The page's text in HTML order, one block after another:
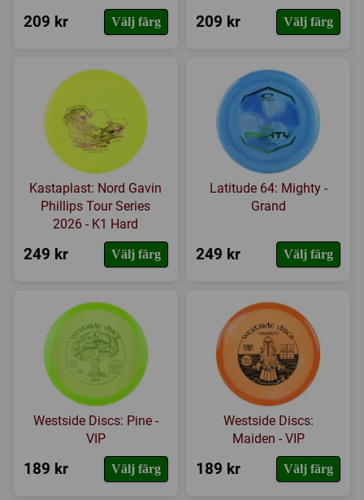
209 kr Välj färg 209 kr Välj färg
Kastaplast: Nord Gavin
Phillips Tour Series
2026 - K1 Hard
249 kr Välj färg
Latitude 64: Mighty -
Grand
249 kr Välj färg
Westside Discs: Pine -
VIP
189 kr Välj färg
Westside Discs:
Maiden - VIP
189 kr Välj färg